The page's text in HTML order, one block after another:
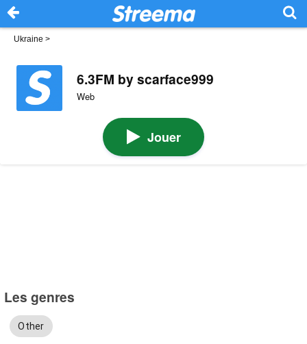
Ukraine >
6.3FM by scarface999
Web
Jouer
Les genres
Other